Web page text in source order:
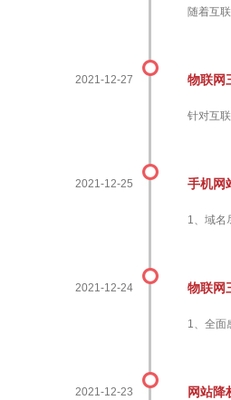
随着互
2021-12-27 物联网
针对互
2021-12-25 手机网
1、域名
2021-12-24 物联网
1、全面
2021-12-23 网站降